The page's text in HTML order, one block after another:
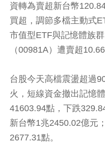
資轉為賣超新台幣
買超，調節多檔主動式
市值型ETF與記憶體族
（00981A）遭賣超
台股今天高檔震盪超過
火，短線資金撤出記憶
41603.94點，下跌
新台幣1兆2450.02億元
2677.31點。